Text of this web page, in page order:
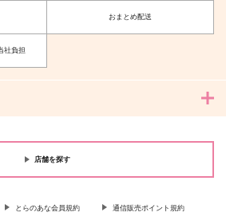
おまとめ配送
社負担
店舗を探す
とらのあな会員規約 通信販売ポイント規約